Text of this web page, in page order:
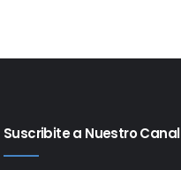
Suscribite a Nuestro Canal